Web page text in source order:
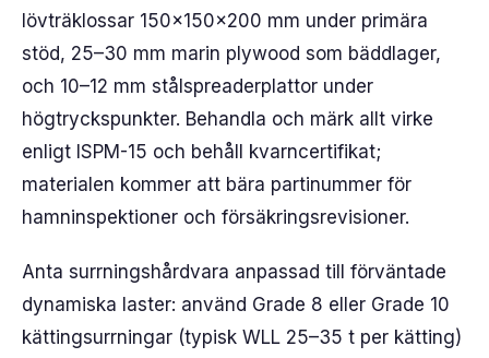
lövträklossar 150×150×200 mm under primära
stöd, 25–30 mm marin plywood som bäddlager,
och 10–12 mm stålspreaderplattor under
högtryckspunkter. Behandla och märk allt virke
enligt ISPM-15 och behåll kvarncertifikat;
materialen kommer att bära partinummer för
hamninspektioner och försäkringsrevisioner.
Anta surrningshårdvara anpassad till förväntade
dynamiska laster: använd Grade 8 eller Grade 10
kättingsurrningar (typisk WLL 25–35 t per kätting)